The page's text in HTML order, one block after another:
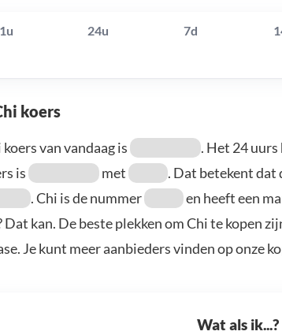
1u 24u 7d
koers
koers van vandaag is . Het 24
is
met . Dat betekent dat
. Chi is de nummer
en heeft een
Dat kan. De beste plekken om Chi te kopen
Je kunt meer aanbieders vinden op onze
Wat als ik...?